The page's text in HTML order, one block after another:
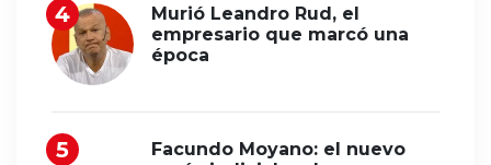
Murió Leandro Rud, el
empresario que marcó una
época
Facundo Moyano: el nuevo